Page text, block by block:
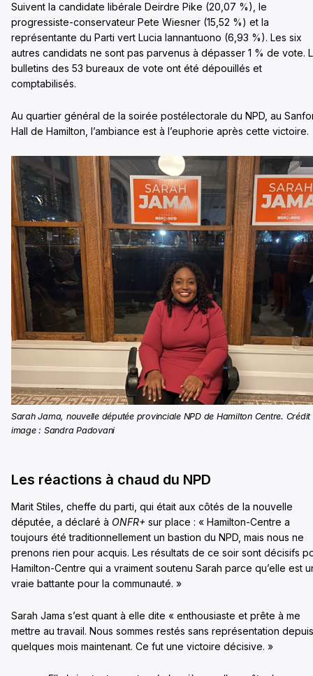
Suivent la candidate libérale Deirdre Pike (20,07 %), le
progressiste-conservateur Pete Wiesner (15,52 %) et la
représentante du Parti vert Lucia Iannantuono (6,93 %). Les six
autres candidats ne sont pas parvenus à dépasser 1 % de vote.
bulletins des 53 bureaux de vote ont été dépouillés et
comptabilisés.
Au quartier général de la soirée postélectorale du NPD, au
Hall de Hamilton, l’ambiance est à l’euphorie après cette victoire.
Sarah Jama, nouvelle députée provinciale NPD de Hamilton Centre. Crédit
image : Sandra Padovani
Les réactions à chaud du NPD
Marit Stiles, cheffe du parti, qui était aux côtés de la nouvelle
députée, a déclaré à ONFR+ sur place : « Hamilton-Centre a
toujours été traditionnellement un bastion du NPD, mais nous ne
prenons rien pour acquis. Les résultats de ce soir sont décisifs
Hamilton-Centre qui a vraiment soutenu Sarah parce qu’elle est
vraie battante pour la communauté. »
Sarah Jama s’est quant à elle dite « enthousiaste et prête à me
mettre au travail. Nous sommes restés sans représentation depuis
quelques mois maintenant. Ce fut une victoire décisive. »